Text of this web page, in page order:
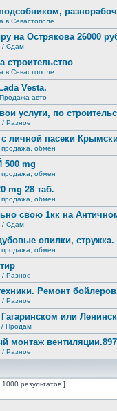
в Севастополе
на Острякова 26000
/ Сдам
строительство
в Севастополе
Vesta.
авто
услуги, по
/ Разное
личной пасеки
продажа, обмен
mg
продажа, обмен
mg 28 таб.
продажа, обмен
свою 1кк на
/ Сдам
опилки, стружка.
продажа, обмен
/ Разное
Ремонт
/ Разное
или
/ Продам
монтаж
/ Разное
результатов ]